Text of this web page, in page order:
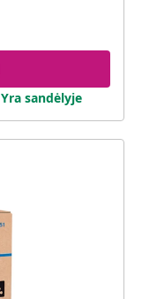
Yra sandėlyje